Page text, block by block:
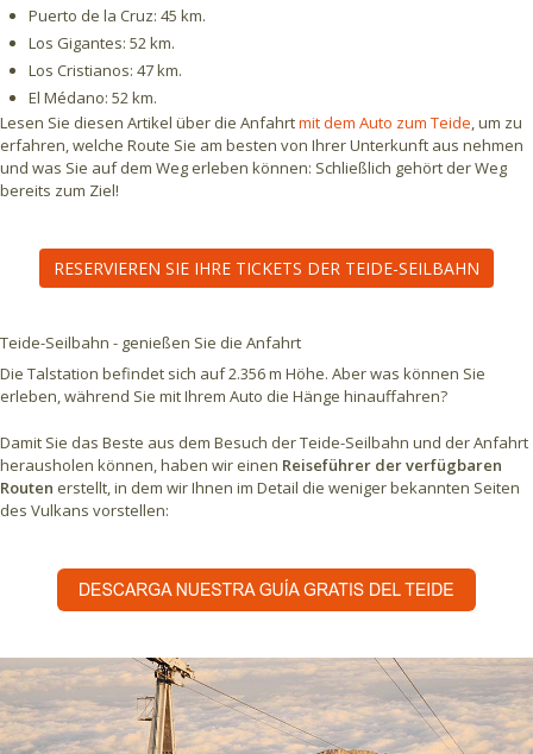
Puerto de la Cruz: 45 km.
Los Gigantes: 52 km.
Los Cristianos: 47 km.
El Médano: 52 km.
Lesen Sie diesen Artikel über die Anfahrtmit dem Auto zum Teide , um zu
erfahren, welche Route Sie am besten von Ihrer Unterkunft aus nehmen
und was Sie auf dem Weg erleben können: Schließlich gehört der Weg
bereits zum Ziel!
RESERVIEREN SIE IHRE TICKETS DER TEIDE-SEILBAHN
Teide-Seilbahn - genießen Sie die Anfahrt
Die Talstation befindet sich auf 2.356 m Höhe. Aber was können Sie
erleben, während Sie mit Ihrem Auto die Hänge hinauffahren?
Damit Sie das Beste aus dem Besuch der Teide-Seilbahn und der Anfahrt
herausholen können, haben wir einen Reiseführer der verfügbaren
Routen erstellt, in dem wir Ihnen im Detail die weniger bekannten Seiten
des Vulkans vorstellen: